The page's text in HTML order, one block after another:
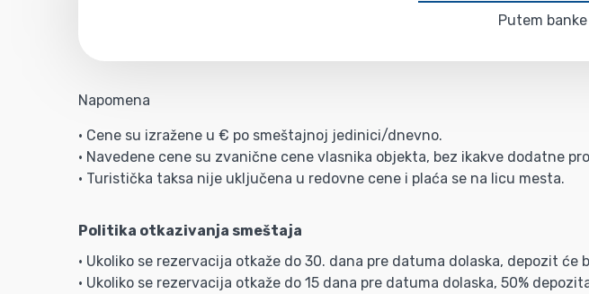
Putem
Napomena
• Cene su izražene u € po smeštajnoj jedinici/dnevno.
• Navedene cene su zvanične cene vlasnika objekta, bez ikakve dodatne
• Turistička taksa nije uključena u redovne cene i plaća se na licu mesta.
Politika otkazivanja smeštaja
• Ukoliko se rezervacija otkaže do 30. dana pre datuma dolaska, depozit
• Ukoliko se rezervacija otkaže do 15 dana pre datuma dolaska, 50%